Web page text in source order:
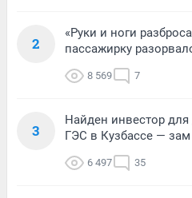
2
«Руки и ноги
пассажирку
8 569 7
3
Найден инвестор
ГЭС в Кузбассе —
6 497 35